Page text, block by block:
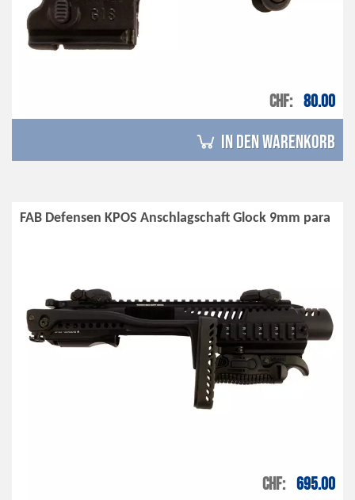
CHF 80.00
in den Warenkorb
FAB Defensen KPOS Anschlagschaft Glock 9mm para
CHF 695.00